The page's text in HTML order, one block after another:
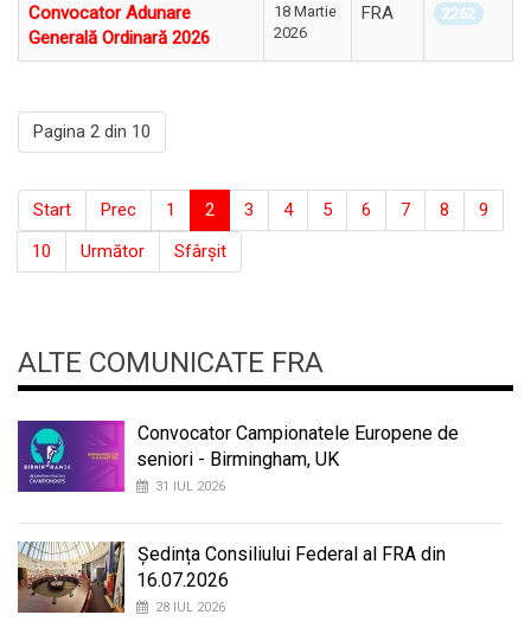
Convocator Adunare
Generală Ordinară 2026
18 Martie
2026
FRA 2262
Pagina 2 din 10
Start Prec 1 2 3 4 5 6 7 8
9
10
Următor Sfârșit
ALTE COMUNICATE FRA
Convocator Campionatele Europene de
seniori - Birmingham, UK
31 IUL 2026
Ședința Consiliului Federal al FRA din
16.07.2026
28 IUL 2026